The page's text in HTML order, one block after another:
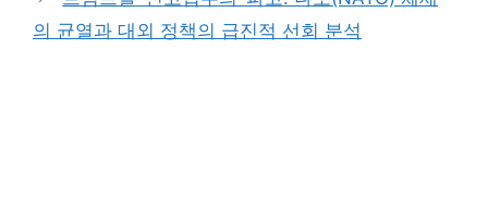
의 균열과 대외 정책의 급진적 선회 분석